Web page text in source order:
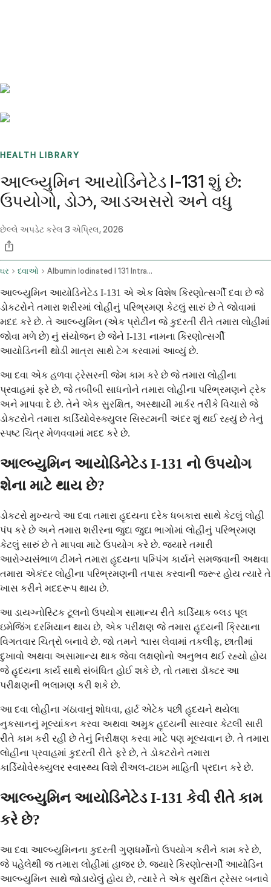
HEALTH LIBRARY
આલ્બ્યુમિન આયોડિનેટેડ I-131 શું છે:
ઉપયોગો, ડોઝ, આડઅસરો અને વધુ
છેલ્લે અપડેટ કરેલ 3 એપ્રિલ, 2026
ઘર દવાઓ Albumin Iodinated I 131 Intravenous Route
આલ્બ્યુમિન આયોડિનેટેડ I-131 એ એક વિશેષ કિરણોત્સર્ગી દવા છે જે
ડોકટરોને તમારા શરીરમાં લોહીનું પરિભ્રમણ કેટલું સારું છે તે જોવામાં
મદદ કરે છે. તે આલ્બ્યુમિન (એક પ્રોટીન જે કુદરતી રીતે તમારા લોહીમાં
જોવા મળે છે) નું સંયોજન છે જેને I-131 નામના કિરણોત્સર્ગી
આયોડિનની થોડી માત્રા સાથે ટેગ કરવામાં આવ્યું છે.
આ દવા એક હળવા ટ્રેસરની જેમ કામ કરે છે જે તમારા લોહીના
પ્રવાહમાં ફરે છે, જે તબીબી સાધનોને તમારા લોહીના પરિભ્રમણને ટ્રેક
અને માપવા દે છે. તેને એક સુરક્ષિત, અસ્થાયી માર્કર તરીકે વિચારો જે
ડોકટરોને તમારા કાર્ડિયોવેસ્ક્યુલર સિસ્ટમની અંદર શું થઈ રહ્યું છે તેનું
સ્પષ્ટ ચિત્ર મેળવવામાં મદદ કરે છે.
આલ્બ્યુમિન આયોડિનેટેડ I-131 નો ઉપયોગ
શેના માટે થાય છે?
ડોકટરો મુખ્યત્વે આ દવા તમારા હૃદયના દરેક ધબકારા સાથે કેટલું લોહી
પંપ કરે છે અને તમારા શરીરના જુદા જુદા ભાગોમાં લોહીનું પરિભ્રમણ
કેટલું સારું છે તે માપવા માટે ઉપયોગ કરે છે. જ્યારે તમારી
આરોગ્યસંભાળ ટીમને તમારા હૃદયના પમ્પિંગ કાર્યને સમજવાની અથવા
તમારા એકંદર લોહીના પરિભ્રમણની તપાસ કરવાની જરૂર હોય ત્યારે તે
ખાસ કરીને મદદરૂપ થાય છે.
આ ડાયગ્નોસ્ટિક ટૂલનો ઉપયોગ સામાન્ય રીતે કાર્ડિયાક બ્લડ પૂલ
ઇમેજિંગ દરમિયાન થાય છે, એક પરીક્ષણ જે તમારા હૃદયની ક્રિયાના
વિગતવાર ચિત્રો બનાવે છે. જો તમને શ્વાસ લેવામાં તકલીફ, છાતીમાં
દુખાવો અથવા અસામાન્ય થાક જેવા લક્ષણોનો અનુભવ થઈ રહ્યો હોય
જે હૃદયના કાર્ય સાથે સંબંધિત હોઈ શકે છે, તો તમારા ડૉક્ટર આ
પરીક્ષણની ભલામણ કરી શકે છે.
આ દવા લોહીના ગંઠાવાનું શોધવા, હાર્ટ એટેક પછી હૃદયને થયેલા
નુકસાનનું મૂલ્યાંકન કરવા અથવા અમુક હૃદયની સારવાર કેટલી સારી
રીતે કામ કરી રહી છે તેનું નિરીક્ષણ કરવા માટે પણ મૂલ્યવાન છે. તે તમારા
લોહીના પ્રવાહમાં કુદરતી રીતે ફરે છે, તે ડોકટરોને તમારા
કાર્ડિયોવેસ્ક્યુલર સ્વાસ્થ્ય વિશે રીઅલ-ટાઇમ માહિતી પ્રદાન કરે છે.
આલ્બ્યુમિન આયોડિનેટેડ I-131 કેવી રીતે કામ
કરે છે?
આ દવા આલ્બ્યુમિનના કુદરતી ગુણધર્મોનો ઉપયોગ કરીને કામ કરે છે,
જે પહેલેથી જ તમારા લોહીમાં હાજર છે. જ્યારે કિરણોત્સર્ગી આયોડિન
આલ્બ્યુમિન સાથે જોડાયેલું હોય છે, ત્યારે તે એક સુરક્ષિત ટ્રેસર બનાવે